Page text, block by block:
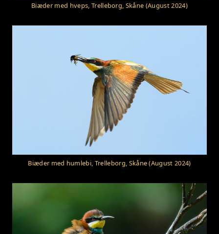
Biæder med hveps, Trelleborg, Skåne (August 2024)
Biæder med humlebi, Trelleborg, Skåne (August 2024)